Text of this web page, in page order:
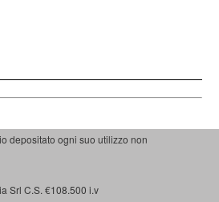
depositato ogni suo utilizzo non
Srl C.S. €108.500 i.v